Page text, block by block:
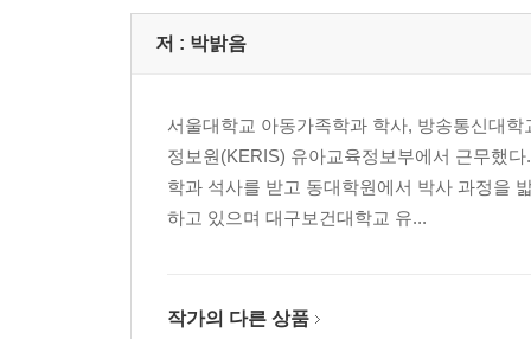
저 : 박밝음
서울대학교 아동가족학과 학사, 방송통신대
정보원(KERIS) 유아교육정보부에서 근무했
학과 석사를 받고 동대학원에서 박사 과정을
하고 있으며 대구보건대학교 유...
작가의 다른 상품